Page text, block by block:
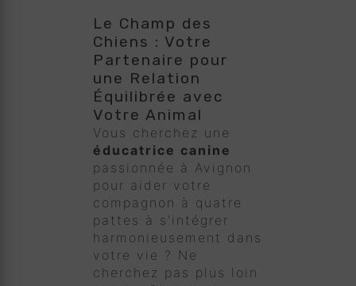
Le Champ des
Chiens : Votre
Partenaire pour
une Relation
Équilibrée avec
Votre Animal
Vous cherchez une
éducatrice canine
passionnée à Avignon
pour aider votre
compagnon à quatre
pattes à s'intégrer
harmonieusement dans
votre vie ? Ne
cherchez pas plus loin